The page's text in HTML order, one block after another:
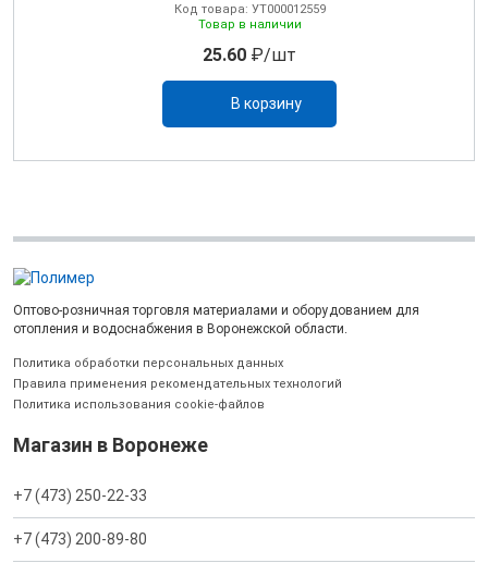
Код товара: УТ000012559
Товар в наличии
25.60 ₽/шт
В корзину
Оптово-розничная торговля материалами и оборудованием для
отопления и водоснабжения в Воронежской области.
Политика обработки персональных данных
Правила применения рекомендательных технологий
Политика использования cookie-файлов
Магазин в Воронеже
+7 (473) 250-22-33
+7 (473) 200-89-80